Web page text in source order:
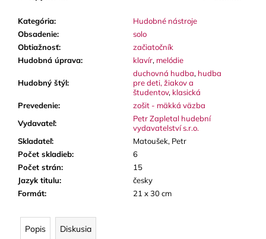
Kategória:
Hudobné nástroje
Obsadenie:
solo
Obtiažnosť:
začiatočník
Hudobná úprava: klavír, melódie
Hudobný štýl:
duchovná hudba, hudba
pre deti, žiakov a
študentov, klasická
Prevedenie:
zošit - mäkká väzba
Vydavateľ:
Petr Zapletal hudební
vydavatelství s.r.o.
Skladateľ:
Matoušek, Petr
Počet skladieb:
6
Počet strán:
15
Jazyk titulu:
česky
Formát: 21 x 30 cm
Popis Diskusia
PLÁTKY
NA
ALT
SAXOFÓN
3,90